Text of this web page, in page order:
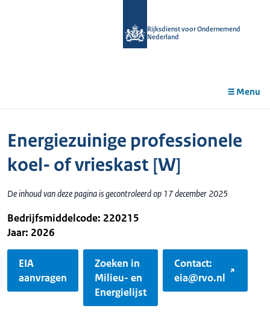
Rijksdienst voor Ondernemend
Nederland
Menu
Energiezuinige professionele
koel- of vrieskast [W]
De inhoud van deze pagina is gecontroleerd op 17 december 2025
Bedrijfsmiddelcode: 220215
Jaar: 2026
EIA
aanvragen
Zoeken in
Milieu- en
Energielijst
Contact:
eia@rvo.nl